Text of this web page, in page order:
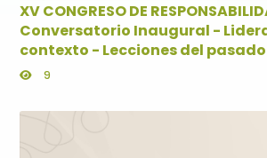
XV CONGRESO DE
Conversatorio Inaugural -
contexto - Lecciones del pasado
9